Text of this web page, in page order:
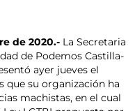
de 2020.- La Secretaria
de Podemos Castilla-
ayer jueves el
que su organización ha
machistas, en el cual